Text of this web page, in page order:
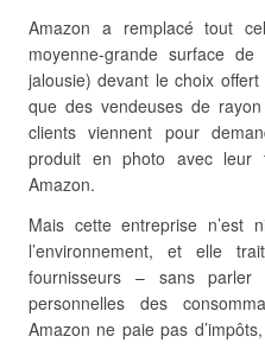
Amazon a remplacé tout
moyenne-grande surface
jalousie) devant le choix
que des vendeuses de
clients viennent pour
produit en photo avec leur
Amazon.
Mais cette entreprise n’est
l’environnement, et elle
fournisseurs – sans
personnelles des
Amazon ne paie pas